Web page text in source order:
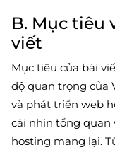
B. Mục tiêu
viết
Mục tiêu của bài
độ quan trọng của
và phát triển web
cái nhìn tổng quan
hosting mang lại.